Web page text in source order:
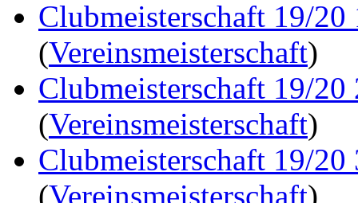
Clubmeisterschaft 19/20
(Vereinsmeisterschaft)
Clubmeisterschaft 19/20
(Vereinsmeisterschaft)
Clubmeisterschaft 19/20
(Vereinsmeisterschaft)